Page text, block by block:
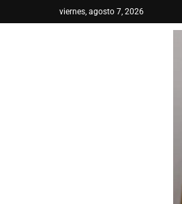
viernes, agosto 7, 2026